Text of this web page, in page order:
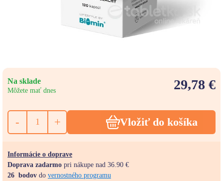
Na sklade
Môžete mať dnes 29,78 €
- + Vložiť do košíka
Informácie o doprave
Doprava zadarmo pri nákupe nad 36.90 €
26 bodov do vernostného programu